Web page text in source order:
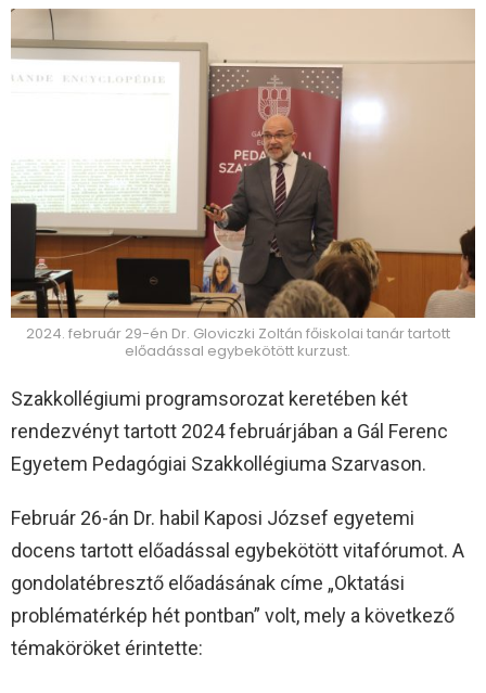
2024. február 29-én Dr. Gloviczki Zoltán főiskolai tanár tartott
előadással egybekötött kurzust.
Szakkollégiumi programsorozat keretében két
rendezvényt tartott 2024 februárjában a Gál Ferenc
Egyetem Pedagógiai Szakkollégiuma Szarvason.
Február 26-án Dr. habil Kaposi József egyetemi
docens tartott előadással egybekötött vitafórumot. A
gondolatébresztő előadásának címe „Oktatási
problématérkép hét pontban” volt, mely a következő
témaköröket érintette: